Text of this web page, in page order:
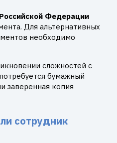
Федерации
Для альтернативных
необходимо
сложностей с
бумажный
заверенная копия
сотрудник